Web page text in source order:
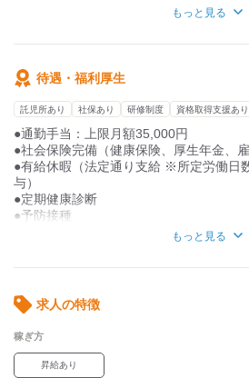
チャレンジしたい方大歓迎！
●ブランクのある方もOK！
●主婦(夫)活躍中！
●事業所見学も可能です！
もっと見る
待遇・福利厚生
託児所あり 社保あり 研修制度 資格取得支援あり
●通勤手当：上限月額35,000円
●社会保険完備（健康保険、厚生年金、
●有給休暇（法定通り支給 ※所定労働日
与）
●定期健康診断
●予防接種
●車、バイク通勤可
もっと見る
求人の特徴
稼ぎ方
昇給あり